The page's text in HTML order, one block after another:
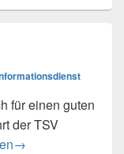
für einen guten
der TSV
→